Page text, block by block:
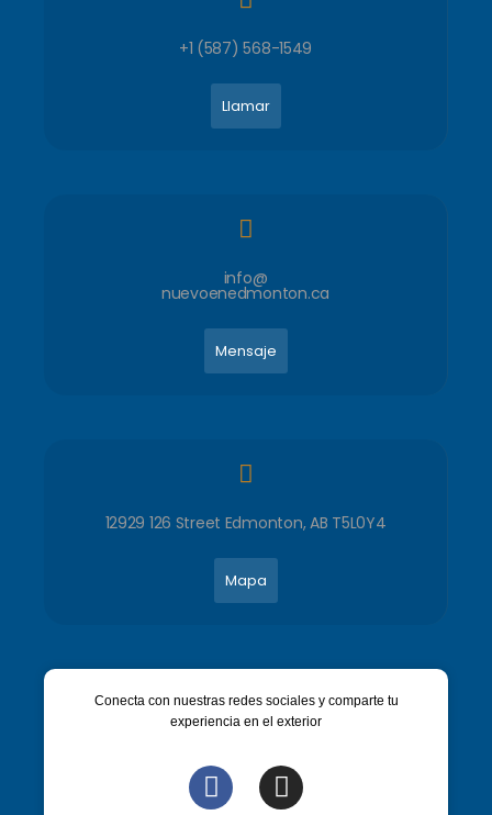
+1 (587) 568-1549
Llamar
info@
nuevoenedmonton.ca
Mensaje
12929 126 Street Edmonton, AB T5L0Y4
Mapa
Conecta con nuestras redes sociales y comparte tu
experiencia en el exterior